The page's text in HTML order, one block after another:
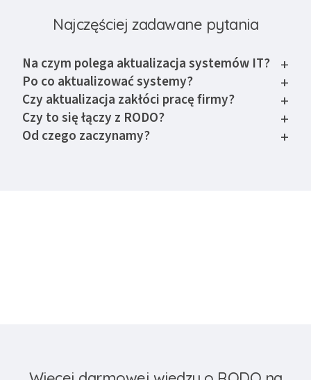
Najczęściej zadawane pytania
Na czym polega aktualizacja systemów IT? +
Po co aktualizować systemy? +
Czy aktualizacja zakłóci pracę firmy? +
Czy to się łączy z RODO? +
Od czego zaczynamy? +